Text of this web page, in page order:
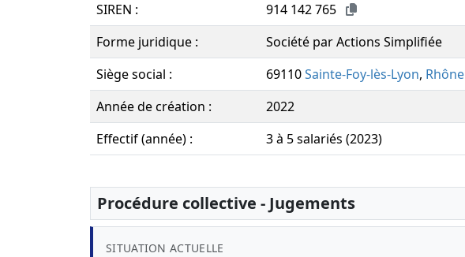
SIREN :
914 142 765
Forme juridique :
Société par Actions Simplifiée
Siège social :
69110Sainte-Foy-lès-Lyon, Rhône
Année de création :
2022
Effectif (année) :
3 à 5 salariés (2023)
Procédure collective - Jugements
SITUATION ACTUELLE